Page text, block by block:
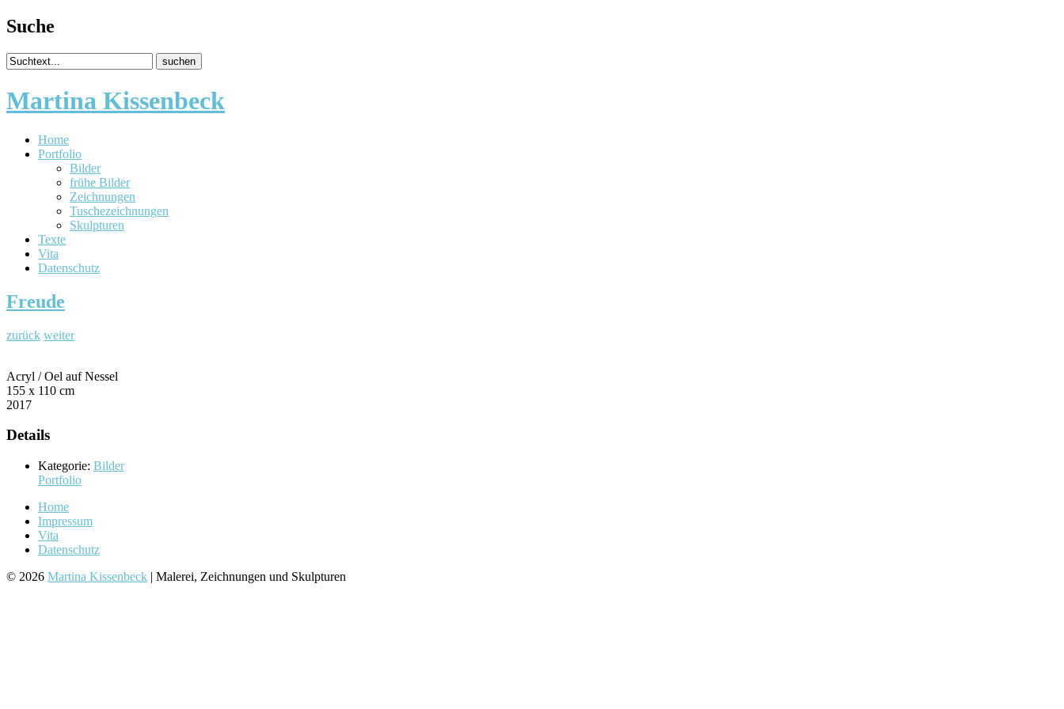
Suche
Martina Kissenbeck
Home
Portfolio
Bilder
frühe Bilder
Zeichnungen
Tuschezeichnungen
Skulpturen
Texte
Vita
Datenschutz
Freude
zurück weiter
Acryl / Oel auf Nessel
155 x 110 cm
2017
Details
Kategorie: Bilder
Portfolio
Home
Impressum
Vita
Datenschutz
© 2026 Martina Kissenbeck | Malerei, Zeichnungen und Skulpturen